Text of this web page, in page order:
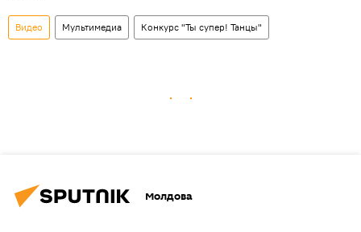
Видео Мультимедиа Конкурс "Ты супер! Танцы"
Молдова